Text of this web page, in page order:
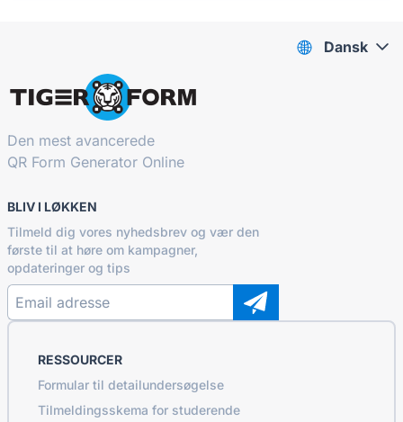
Den mest avancerede
QR Form Generator Online
BLIV I LØKKEN
Tilmeld dig vores nyhedsbrev og vær den
første til at høre om kampagner,
opdateringer og tips
RESSOURCER
Formular til detailundersøgelse
Tilmeldingsskema for studerende
Dansk